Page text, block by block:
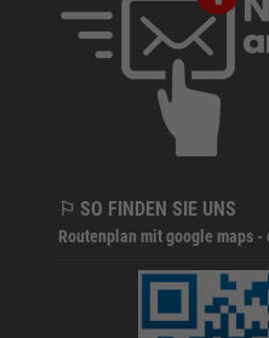
⚐ SO FINDEN SIE UNS
Routenplan mit google maps